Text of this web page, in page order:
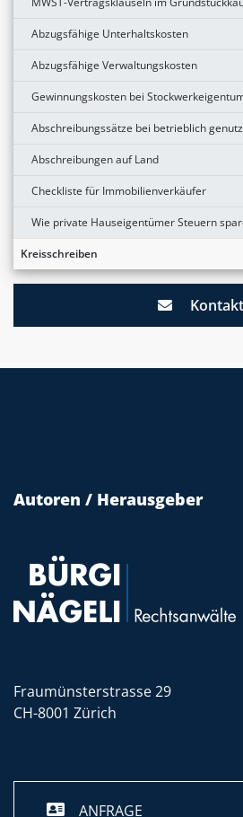
Abzugsfähige Unterhaltskosten
Abzugsfähige Verwaltungskosten
Gewinnungskosten bei
Abschreibungssätze bei betrieblich
Abschreibungen auf Land
Checkliste für Immobilienverkäufer
Wie private Hauseigentümer Steuern
Kreisschreiben
Kontakt
Autoren / Herausgeber
Fraumünsterstrasse 29
CH-8001 Zürich
ANFRAGE